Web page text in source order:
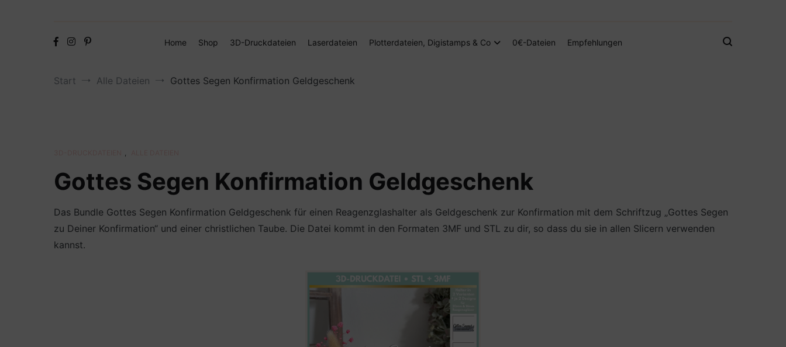
Home
Shop 3D-Druckdateien Laserdateien Plotterdateien, Digistamps & Co 0€-Dateien Empfehlungen
Start Alle Dateien Gottes Segen Konfirmation Geldgeschenk
,
Gottes Segen Konfirmation Geldgeschenk
Das Bundle Gottes Segen Konfirmation Geldgeschenk für einen Reagenzglashalter als Geldgeschenk zur Konfirmation mit dem Schriftzug „Gottes Segen
zu Deiner Konfirmation“ und einer christlichen Taube. Die Datei kommt in den Formaten 3MF und STL zu dir, so dass du sie in allen Slicern verwenden
kannst.